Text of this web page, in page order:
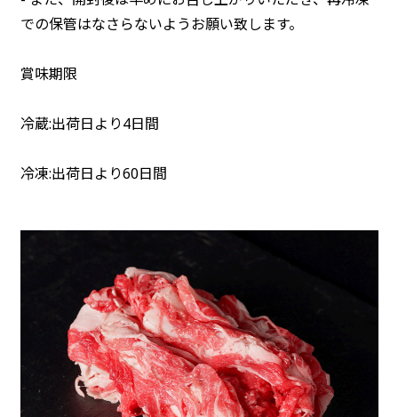
での保管はなさらないようお願い致します。
賞味期限
冷蔵:出荷日より4日間
冷凍:出荷日より60日間